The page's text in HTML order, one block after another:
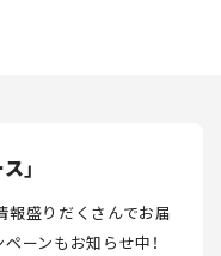
」
報盛りだくさんでお届
ーンもお知らせ中！